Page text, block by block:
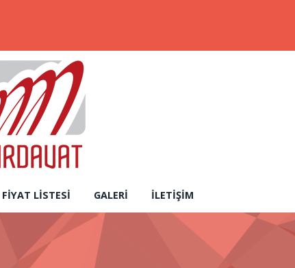
FIYAT LISTESI GALERI İLETIŞIM